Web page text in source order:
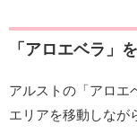
「アロエベラ」
アルストの「アロエ
エリアを移動しなが